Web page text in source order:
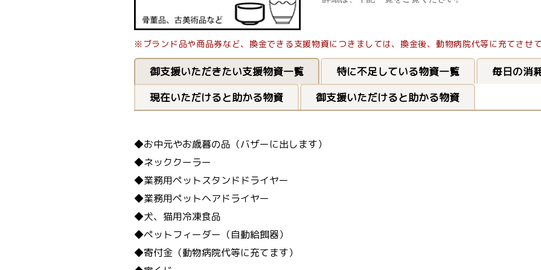
※ブランド品や商品券など、換金できる支援物資につきましては、換金後、動物病院代等に充てさせて
御支援いただきたい支援物資一覧 特に不足している物資一覧
毎日の消
現在いただけると助かる物資
御支援いただけると助かる物資
◆お中元やお歳暮の品（バザーに出します）
◆ネッククーラー
◆業務用ペットスタンドドライヤー
◆業務用ペットヘアドライヤー
◆犬、猫用冷凍食品
◆ペットフィーダー（自動給餌器）
◆寄付金（動物病院代等に充てます）